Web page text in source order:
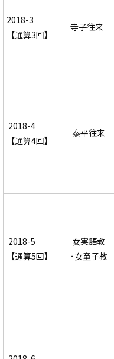
2018-3
【通算3回】
寺子往来
2018-4
【通算4回】
泰平往来
2018-5
【通算5回】
女実語教
･女童子教